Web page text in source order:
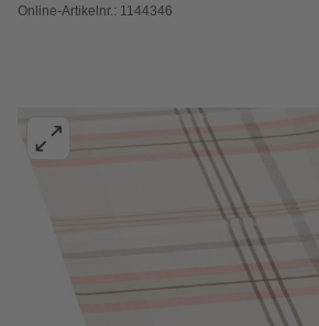
Online-Artikelnr.: 1144346